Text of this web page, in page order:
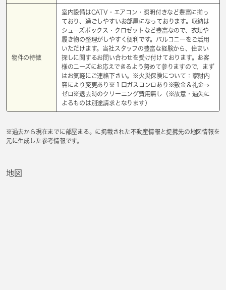
物件の特徴
室内設備はCATV・エアコン・照明付きなど豊富に揃っ
ており、過ごしやすいお部屋になっております。収納は
シューズボックス・クロゼットなど豊富なので、衣類や
履き物の整理がしやすく便利です。バルコニーをご活用
いただけます。当社スタッフの豊富な経験から、住まい
探しに関するお問い合わせを受け付けております。お客
様のニーズにお応えできるよう努めて参りますので、まず
はお気軽にご連絡下さい。※火災保険について：家財内
容により変更あり※１口ガスコンロあり※敷金＆礼金⇒
ゼロ※退去時のクリーニング費用無し（※故意・過失に
よるものは別途請求となります）
※過去から現在までに部屋まる。に掲載された不動産情報と提携先の地図情報を
元に生成した参考情報です。
地図